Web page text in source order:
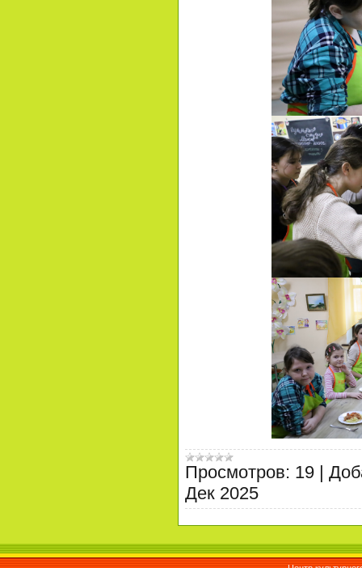
Просмотров: 19 |
Дек 2025